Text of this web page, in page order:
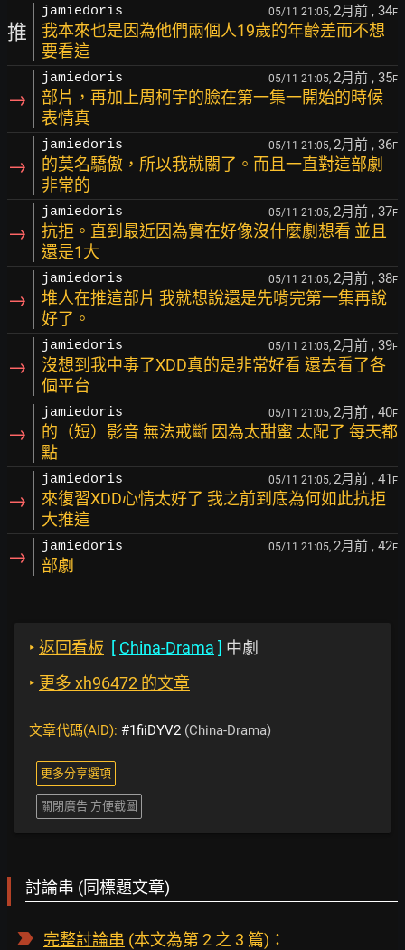
推
jamiedoris 05/11 21:05, 2月前 , 34F
我本來也是因為他們兩個人19歲的年齡差而不想
要看這
→
jamiedoris 05/11 21:05, 2月前 , 35F
部片，再加上周柯宇的臉在第一集一開始的時候
表情真
→
jamiedoris 05/11 21:05, 2月前 , 36F
的莫名驕傲，所以我就關了。而且一直對這部劇
非常的
→
jamiedoris 05/11 21:05, 2月前 , 37F
抗拒。直到最近因為實在好像沒什麼劇想看 並且
還是1大
→
jamiedoris 05/11 21:05, 2月前 , 38F
堆人在推這部片 我就想說還是先啃完第一集再說
好了。
→
jamiedoris 05/11 21:05, 2月前 , 39F
沒想到我中毒了XDD真的是非常好看 還去看了各
個平台
→
jamiedoris 05/11 21:05, 2月前 , 40F
的（短）影音 無法戒斷 因為太甜蜜 太配了 每天都
點
→
jamiedoris 05/11 21:05, 2月前 , 41 F
來復習XDD心情太好了 我之前到底為何如此抗拒
大推這
→ jamiedoris 05/11 21:05, 2月前 , 42F
部劇
‣ 返回看板 [ China-Drama ] 中劇
‣ 更多 xh96472 的文章
文章代碼(AID): #1fiiDYV2 (China-Drama)
更多分享選項
關閉廣告 方便截圖
討論串 (同標題文章)
完整討論串 (本文為第 2 之 3 篇)：